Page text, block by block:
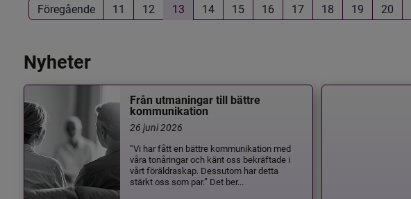
Föregående 11 12 13 14 15 16 17 18 19 20
Nyheter
Från utmaningar till bättre
kommunikation
26 juni 2026
”Vi har fått en bättre kommunikation med
våra tonåringar och känt oss bekräftade i
vårt föräldraskap. Dessutom har detta
stärkt oss som par.” Det ber...